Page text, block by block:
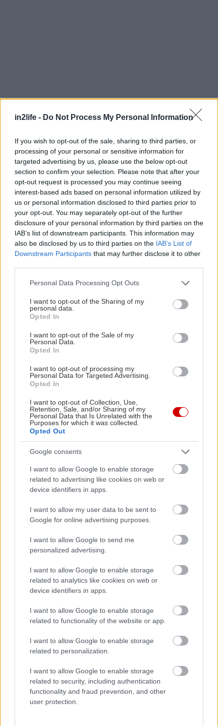
in2life - Do Not Process My Personal Information
If you wish to opt-out of the sale, sharing to third parties, or
processing of your personal or sensitive information for
targeted advertising by us, please use the below opt-out
section to confirm your selection. Please note that after your
opt-out request is processed you may continue seeing
interest-based ads based on personal information utilized by
us or personal information disclosed to third parties prior to
your opt-out. You may separately opt-out of the further
disclosure of your personal information by third parties on the
IAB’s list of downstream participants. This information may
also be disclosed by us to third parties on the IAB’s List of
Downstream Participants that may further disclose it to other
Please note that this website/app uses one or more Google
not limited to your visit or usage behaviour. You may click to
grant or deny consent to Google and its third-party tags to
use your data for below specified purposes in below Google
consent section.
Personal Data Processing Opt Outs
I want to opt-out of the Sharing of my
personal data.
Opted In
I want to opt-out of the Sale of my
Personal Data.
Opted In
I want to opt-out of processing my
Personal Data for Targeted Advertising.
Opted In
I want to opt-out of Collection, Use,
Retention, Sale, and/or Sharing of my
Personal Data that Is Unrelated with the
Purposes for which it was collected.
Opted Out
Google consents
I want to allow Google to enable storage
related to advertising like cookies on web or
device identifiers in apps.
I want to allow my user data to be sent to
Google for online advertising purposes.
I want to allow Google to send me
personalized advertising.
I want to allow Google to enable storage
related to analytics like cookies on web or
device identifiers in apps.
I want to allow Google to enable storage
related to functionality of the website or app.
I want to allow Google to enable storage
related to personalization.
I want to allow Google to enable storage
related to security, including authentication
functionality and fraud prevention, and other
user protection.
Διαβάστε επίσης
έχει ηλικία
δείξει
για...